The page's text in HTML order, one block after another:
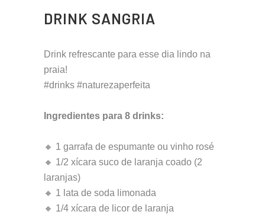
DRINK SANGRIA
Drink refrescante para esse dia lindo na
praia!
#drinks #naturezaperfeita
Ingredientes para 8 drinks:
🔸 1 garrafa de espumante ou vinho rosé
🔸 1/2 xícara suco de laranja coado (2
laranjas)
🔸 1 lata de soda limonada
🔸 1/4 xícara de licor de laranja